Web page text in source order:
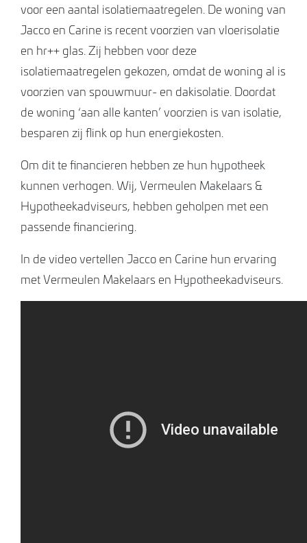
voor een aantal isolatiemaatregelen. De woning van
Jacco en Carine is recent voorzien van vloerisolatie
en hr++ glas. Zij hebben voor deze
isolatiemaatregelen gekozen, omdat de woning al is
voorzien van spouwmuur- en dakisolatie. Doordat
de woning ‘aan alle kanten’ voorzien is van isolatie,
besparen zij flink op hun energiekosten.
Om dit te financieren hebben ze hun hypotheek
kunnen verhogen. Wij, Vermeulen Makelaars &
Hypotheekadviseurs, hebben geholpen met een
passende financiering.
In de video vertellen Jacco en Carine hun ervaring
met Vermeulen Makelaars en Hypotheekadviseurs.